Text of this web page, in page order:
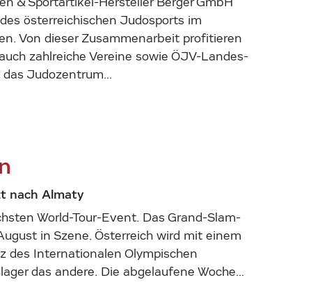
österreichischen Judosports im
Von dieser Zusammenarbeit profitieren
zahlreiche Vereine sowie ÖJV-Landes-
Judozentrum…
nach Almaty
World-Tour-Event. Das Grand-Slam-
in Szene. Österreich wird mit einem
des Internationalen Olympischen
das andere. Die abgelaufene Woche…